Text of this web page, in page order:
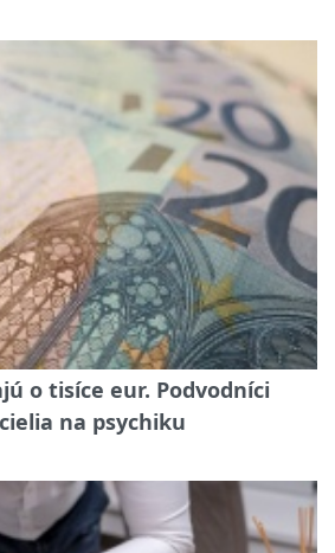
o tisíce eur. Podvodníci
na psychiku